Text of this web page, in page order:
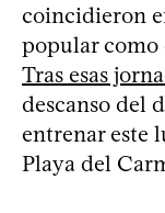
coincidieron
popular como
Tras esas
descanso del
entrenar este
Playa del